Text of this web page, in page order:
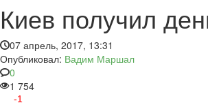
Киев получил
07 апрель, 2017, 13:31
Опубликовал: Вадим Маршал
0
1 754
-1